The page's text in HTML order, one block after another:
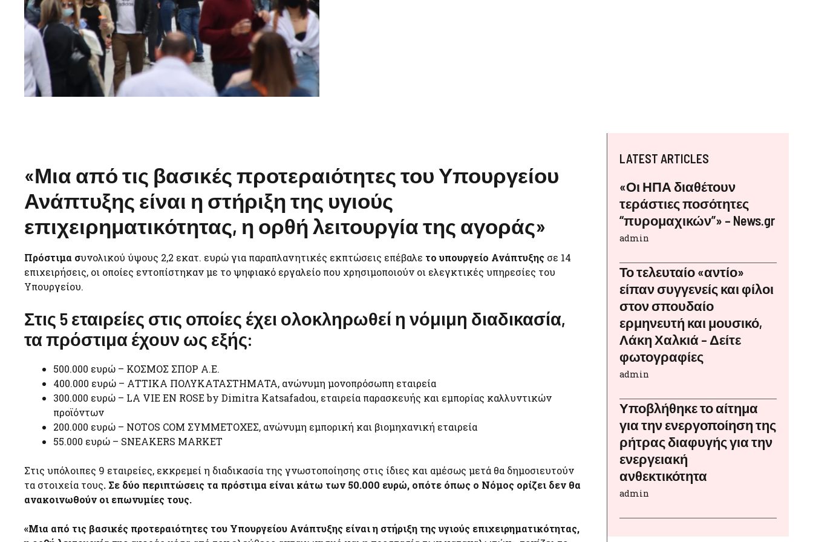
«Μια από τις βασικές προτεραιότητες του Υπουργείου
Ανάπτυξης είναι η στήριξη της υγιούς
επιχειρηματικότητας, η ορθή λειτουργία της αγοράς»
Πρόστιμα συνολικού ύψους 2,2 εκατ. ευρώ για παραπλανητικές εκπτώσεις επέβαλε το υπουργείο Ανάπτυξης σε 14
επιχειρήσεις, οι οποίες εντοπίστηκαν με το ψηφιακό εργαλείο που χρησιμοποιούν οι ελεγκτικές υπηρεσίες του
Υπουργείου.
Στις 5 εταιρείες στις οποίες έχει ολοκληρωθεί η νόμιμη διαδικασία,
τα πρόστιμα έχουν ως εξής:
500.000 ευρώ – ΚΟΣΜΟΣ ΣΠΟΡ Α.Ε.
400.000 ευρώ – ΑΤΤΙΚΑ ΠΟΛΥΚΑΤΑΣΤΗΜΑΤΑ, ανώνυμη μονοπρόσωπη εταιρεία
300.000 ευρώ – LA VIE EN ROSE by Dimitra Katsafadou, εταιρεία παρασκευής και εμπορίας καλλυντικών
προϊόντων
200.000 ευρώ – NOTOS COM ΣΥΜΜΕΤΟΧΕΣ, ανώνυμη εμπορική και βιομηχανική εταιρεία
55.000 ευρώ – SNEAKERS MARKET
Στις υπόλοιπες 9 εταιρείες, εκκρεμεί η διαδικασία της γνωστοποίησης στις ίδιες και αμέσως μετά θα δημοσιευτούν
τα στοιχεία τους. Σε δύο περιπτώσεις τα πρόστιμα είναι κάτω των 50.000 ευρώ, οπότε όπως ο Νόμος ορίζει δεν θα
ανακοινωθούν οι επωνυμίες τους.
«Μια από τις βασικές προτεραιότητες του Υπουργείου Ανάπτυξης είναι η στήριξη της υγιούς επιχειρηματικότητας,
LATEST ARTICLES
«Οι ΗΠΑ διαθέτουν
τεράστιες ποσότητες
“πυρομαχικών”» – News.gr
admin
Το τελευταίο «αντίο»
είπαν συγγενείς και φίλοι
στον σπουδαίο
ερμηνευτή και μουσικό,
Λάκη Χαλκιά – Δείτε
φωτογραφίες
admin
Υποβλήθηκε το αίτημα
για την ενεργοποίηση της
ρήτρας διαφυγής για την
ενεργειακή
ανθεκτικότητα
admin